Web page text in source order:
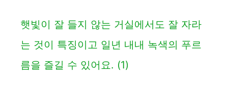
햇빛이 잘 들지 않는 거실에서도 잘 자라
는 것이 특징이고 일년 내내 녹색의 푸르
름을 즐길 수 있어요. (1)